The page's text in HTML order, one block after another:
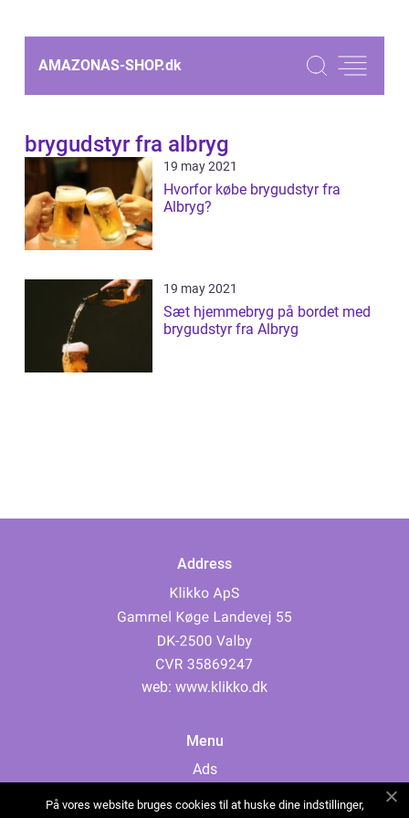
AMAZONAS-SHOP.dk
brygudstyr fra albryg
19 may 2021
Hvorfor købe brygudstyr fra
Albryg?
19 may 2021
Sæt hjemmebryg på bordet med
brygudstyr fra Albryg
Address
web: www.klikko.dk
Menu
Ads
På vores website bruges cookies til at huske dine indstillinger,